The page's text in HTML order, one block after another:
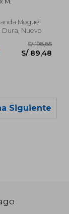
Your
(en Inglés)
Moguel
Dura, Nuevo
Siguiente